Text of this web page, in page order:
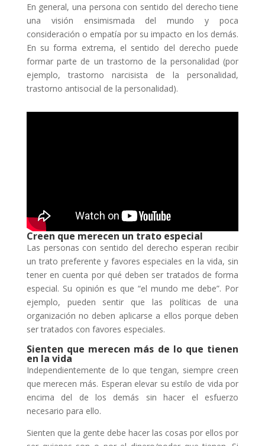
En general, una persona con sentido del derecho tiene
una visión ensimismada del mundo y poca
consideración o empatía por su impacto en los demás.
En su forma extrema, el sentido del derecho puede
formar parte de un trastorno de la personalidad (por
ejemplo, trastorno narcisista de la personalidad,
trastorno antisocial de la personalidad).
Creen que merecen un trato especial
Las personas con sentido del derecho esperan recibir
un trato preferente y favores especiales en la vida, sin
tener en cuenta por qué deben ser tratados de forma
especial. Su opinión es que “el mundo me debe”. Por
ejemplo, pueden sentir que las políticas de una
organización no deben aplicarse a ellos porque deben
ser tratados con favores especiales.
Sienten que merecen más de lo que tienen
en la vida
Independientemente de lo que tengan, siempre creen
que merecen más. Esperan elevar su estilo de vida por
encima del de los demás sin hacer el esfuerzo
necesario para ello.
Sienten que la gente debe hacer las cosas por ellos por